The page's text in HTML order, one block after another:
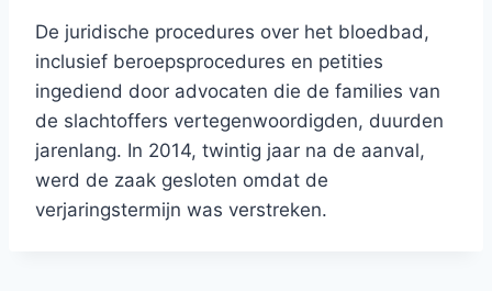
De juridische procedures over het bloedbad,
inclusief beroepsprocedures en petities
ingediend door advocaten die de families van
de slachtoffers vertegenwoordigden, duurden
jarenlang. In 2014, twintig jaar na de aanval,
werd de zaak gesloten omdat de
verjaringstermijn was verstreken.